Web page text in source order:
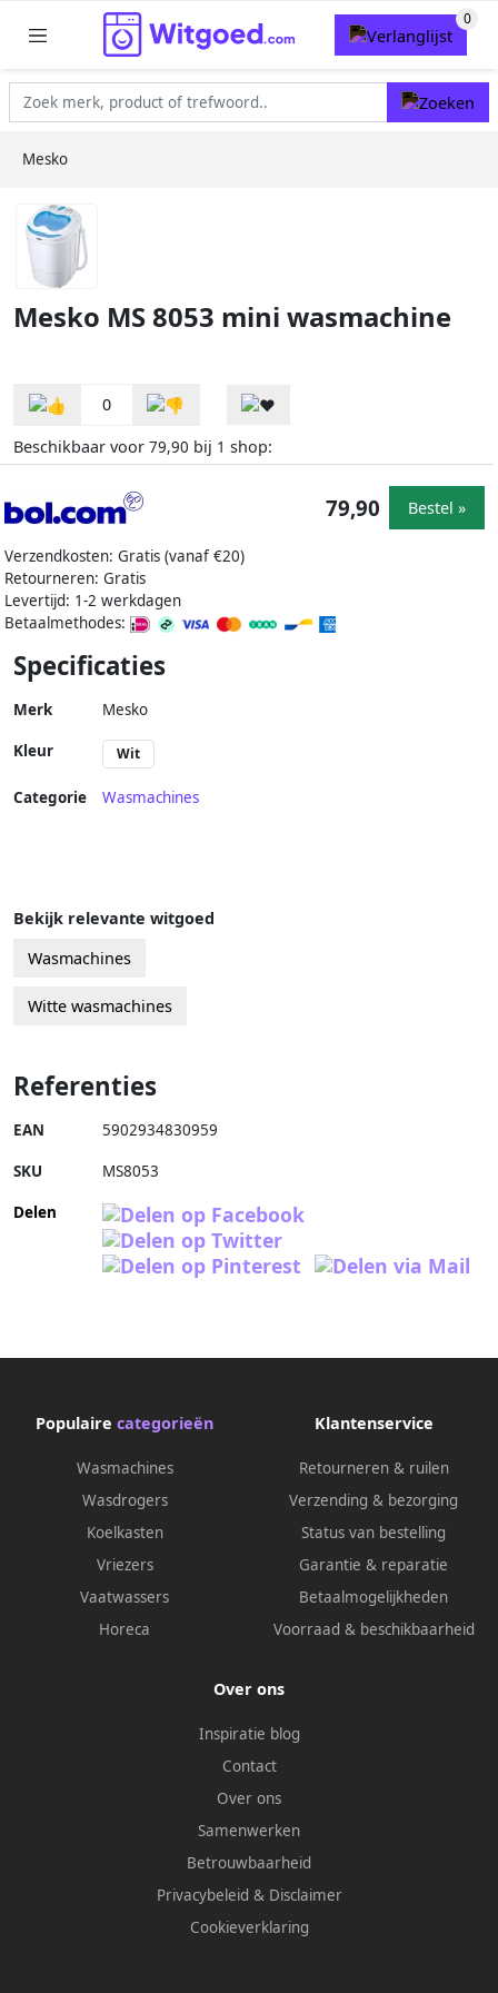
Mesko
Mesko MS 8053 mini wasmachine
0
Beschikbaar voor 79,90 bij 1 shop:
Verzendkosten: Gratis (vanaf €20)
Retourneren: Gratis
Levertijd: 1-2 werkdagen
Betaalmethodes:
79,90 Bestel »
Specificaties
Merk Mesko
Kleur Wit
Categorie Wasmachines
Bekijk relevante witgoed
Wasmachines
Witte wasmachines
Referenties
EAN 5902934830959
SKU MS8053
Delen
Populaire categorieën
Wasmachines
Wasdrogers
Koelkasten
Vriezers
Vaatwassers
Horeca
Klantenservice
Retourneren & ruilen
Verzending & bezorging
Status van bestelling
Garantie & reparatie
Betaalmogelijkheden
Voorraad & beschikbaarheid
Over ons
Inspiratie blog
Contact
Over ons
Samenwerken
Betrouwbaarheid
Privacybeleid & Disclaimer
Cookieverklaring